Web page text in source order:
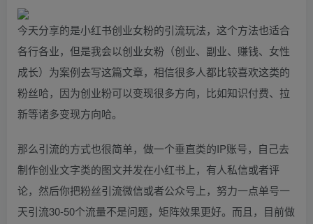
今天分享的是小红书创业女粉的引流玩法，这个方法也适合
各行各业，但是我会以创业女粉（创业、副业、赚钱、女性
成长）为案例去写这篇文章，相信很多人都比较喜欢这类的
粉丝哈，因为创业粉可以变现很多方向，比如知识付费、拉
新等诸多变现方向哈。
那么引流的方式也很简单，做一个垂直类的IP账号，自己去
制作创业文字类的图文并发在小红书上，有人私信或者评
论，然后你把粉丝引流微信或者公众号上，努力一点单号一
天引流30-50个流量不是问题，矩阵效果更好。而且，目前做